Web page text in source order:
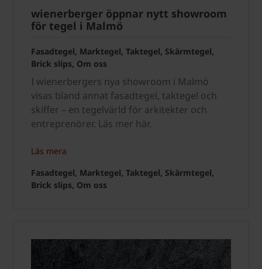
wienerberger öppnar nytt showroom
för tegel i Malmö
Fasadtegel, Marktegel, Taktegel, Skärmtegel,
Brick slips, Om oss
I wienerbergers nya showroom i Malmö
visas bland annat fasadtegel, taktegel och
skiffer – en tegelvärld för arkitekter och
entreprenörer. Läs mer här.
Läs mera
Fasadtegel, Marktegel, Taktegel, Skärmtegel,
Brick slips, Om oss